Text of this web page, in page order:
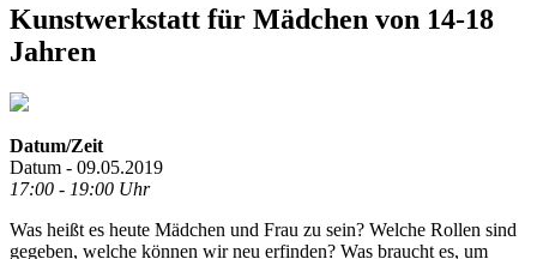
Kunstwerkstatt für Mädchen von 14-18
Jahren
Datum/Zeit
Datum - 09.05.2019
17:00 - 19:00 Uhr
Was heißt es heute Mädchen und Frau zu sein? Welche Rollen sind
gegeben, welche können wir neu erfinden? Was braucht es, um